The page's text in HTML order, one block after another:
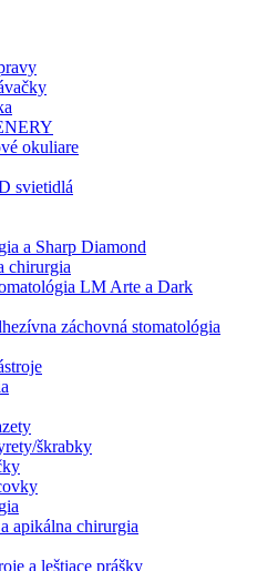
okuliare
svietidlá
a Sharp Diamond
chirurgia
LM Arte a Dark
záchovná stomatológia
škrabky
apikálna chirurgia
a leštiace prášky